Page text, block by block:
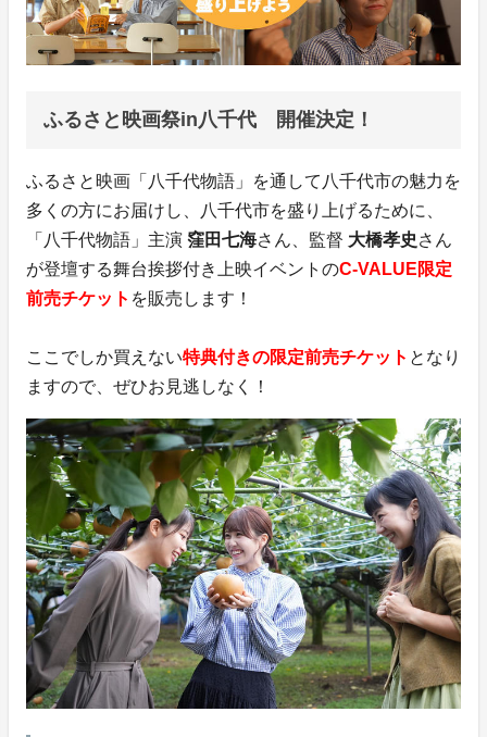
ふるさと映画祭in八千代 開催決定！
ふるさと映画「八千代物語」を通して八千代市の魅力を
多くの方にお届けし、八千代市を盛り上げるために、
「八千代物語」主演 窪田七海さん、監督 大橋孝史 さん
が登壇する舞台挨拶付き上映イベントのC-VALUE限定
前売チケット を販売します！
ここでしか買えない特典付きの限定前売チケット となり
ますので、ぜひお見逃しなく！